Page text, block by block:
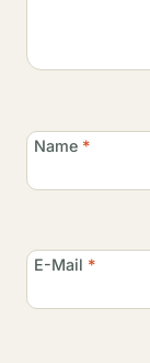
Name *
E-Mail *